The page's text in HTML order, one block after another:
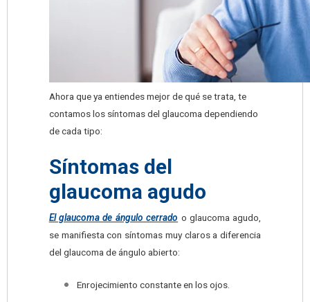
Ahora que ya entiendes mejor de qué se trata, te
contamos los síntomas del glaucoma dependiendo
de cada tipo:
Síntomas del
glaucoma agudo
El glaucoma de ángulo cerrado o glaucoma agudo,
se manifiesta con síntomas muy claros a diferencia
del glaucoma de ángulo abierto:
Enrojecimiento constante en los ojos.